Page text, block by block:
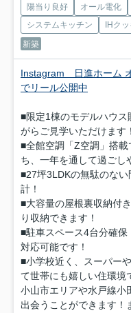
陽当り良好 オール電化
システムキッチン
IHク
新築
Instagram 日進ホーム
でリール公開中
■限定1棟のモデルハウ
がらご見学いただけます！
■全館空調「Z空調」搭
ち、一年を通して過ごし
■27坪3LDKの無駄のな
計！
■大容量の屋根裏収納付
り収納できます！
■駐車スペース4台分確保
対応可能です！
■小学校近く、スーパー
て世帯にも嬉しい住環境
小山市エリアや水戸線小
出会うことができます！